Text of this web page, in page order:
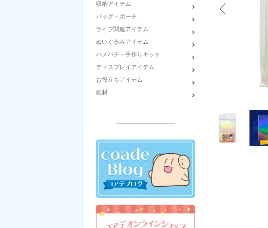
収納アイテム
バッグ・ポーチ
ライブ関連アイテム
ぬいぐるみアイテム
ハメパチ・手作りキット
ディスプレイアイテム
お役立ちアイテム
画材
――――――――――